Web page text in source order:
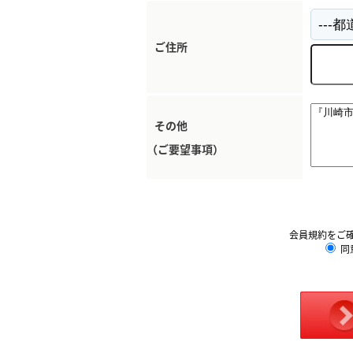
ご住所
その他
（ご要望事項）
会員規約をご
同